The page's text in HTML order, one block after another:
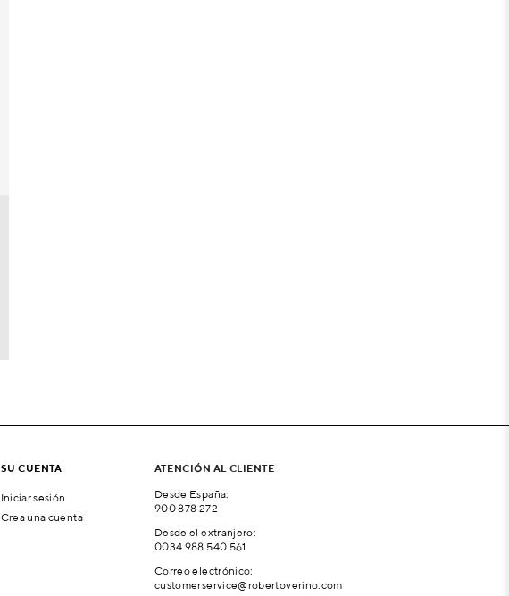
SU CUENTA
Iniciar sesión
Crea una cuenta
ATENCIÓN AL CLIENTE
Desde España:
900 878 272
Desde el extranjero:
0034 988 540 561
Correo electrónico:
customerservice@robertoverino.com